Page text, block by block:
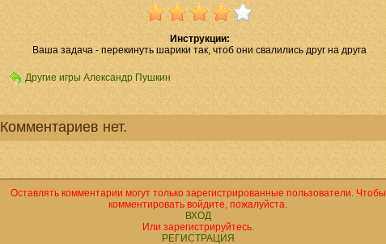
Инструкции:
Ваша задача - перекинуть шарики так, чтоб они свалились друг на друга
Другие игры Александр Пушкин
Комментариев нет.
Оставлять комментарии могут только зарегистрированные пользователи. Чтобы
комментировать войдите, пожалуйста.
ВХОД
Или зарегистрируйтесь.
РЕГИСТРАЦИЯ